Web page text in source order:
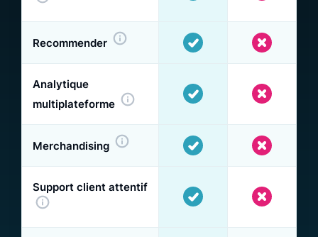
Recommender
Analytique
multiplateforme
Merchandising
Support client attentif